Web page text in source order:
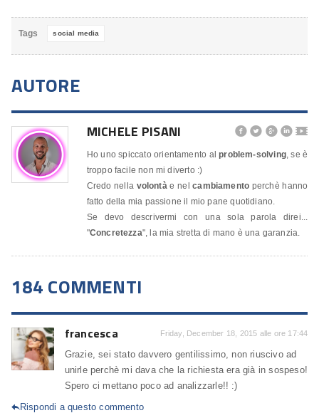
Tags social media
AUTORE
MICHELE PISANI     🎬
Ho uno spiccato orientamento alproblem-solving, se è
troppo facile non mi diverto :)
Credo nella volontàe nelcambiamento perchè hanno
fatto della mia passione il mio pane quotidiano.
Se devo descrivermi con una sola parola direi...
"Concretezza", la mia stretta di mano è una garanzia.
184 COMMENTI
francesca Friday, December 18, 2015 alle ore 17:44
Grazie, sei stato davvero gentilissimo, non riuscivo ad
unirle perchè mi dava che la richiesta era già in sospeso!
Spero ci mettano poco ad analizzarle!! :)
Rispondi a questo commento